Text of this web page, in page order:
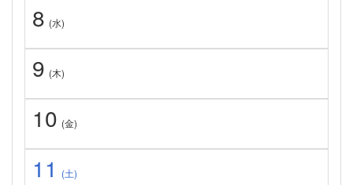
8 (水)
9 (木)
10 (金)
11 (土)